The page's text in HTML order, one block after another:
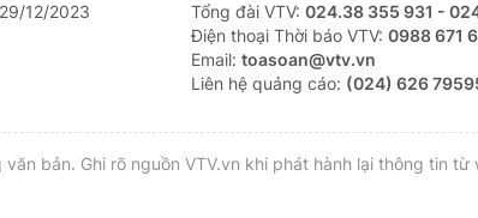
12/2023
Tổng đài VTV: 024.38 355 931 -
Ðiện thoại Thời báo VTV: 0988 671
Email: toasoan@vtv.vn
Liên hệ quảng cáo: (024) 626
bản. Ghi rõ nguồn VTV.vn khi phát hành lại thông tin từ